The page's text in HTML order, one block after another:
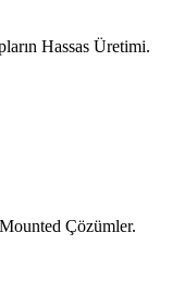
Hassas Üretimi.
Çözümler.